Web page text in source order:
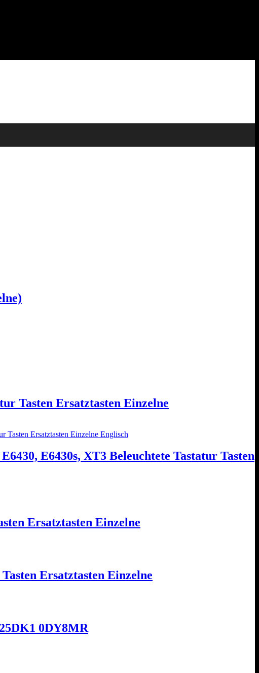
Tasten Ersatztasten Einzelne
E6430s, XT3 Beleuchtete Tastatur Tasten
Ersatztasten Einzelne
Ersatztasten Einzelne
0DY8MR